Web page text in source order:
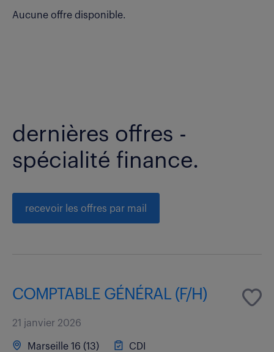
Aucune offre disponible.
dernières offres -
spécialité finance.
recevoir les offres par mail
COMPTABLE GÉNÉRAL (F/H)
21 janvier 2026
Marseille 16 (13)
CDI